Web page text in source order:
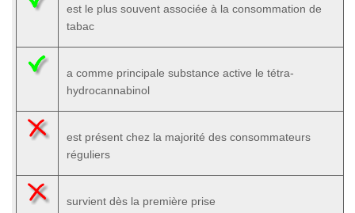
est le plus souvent associée à la consommation de
tabac
a comme principale substance active le tétra-
hydrocannabinol
est présent chez la majorité des consommateurs
réguliers
survient dès la première prise